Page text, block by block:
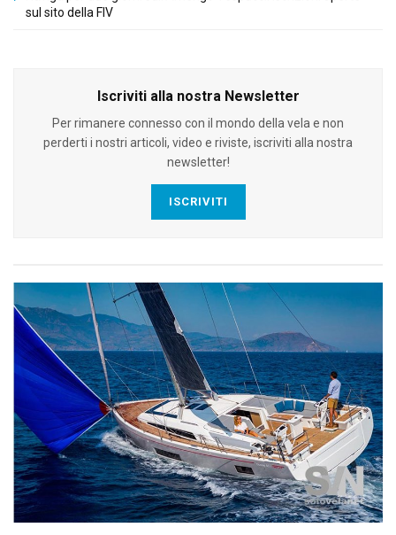
sul sito della FIV
Iscriviti alla nostra Newsletter
Per rimanere connesso con il mondo della vela e non
perderti i nostri articoli, video e riviste, iscriviti alla nostra
newsletter!
ISCRIVITI